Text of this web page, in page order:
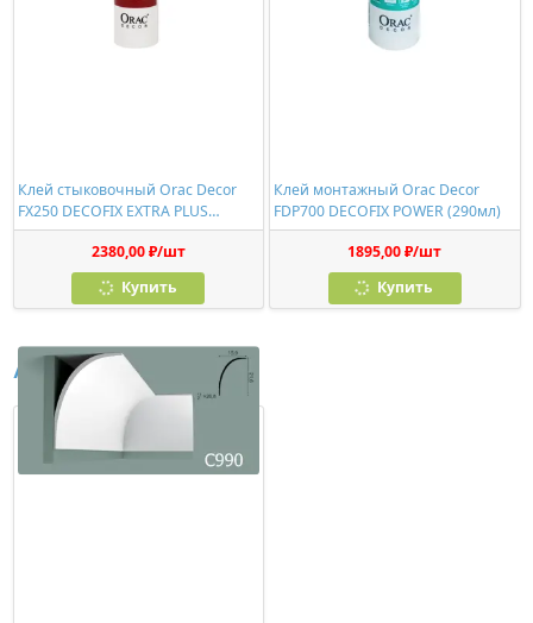
Клей стыковочный Orac Decor
FX250 DECOFIX EXTRA PLUS
(310мл)
2380,00 ₽/шт
Купить
Клей монтажный Orac Decor
FDP700 DECOFIX POWER (290мл)
1895,00 ₽/шт
Купить
Аналоги